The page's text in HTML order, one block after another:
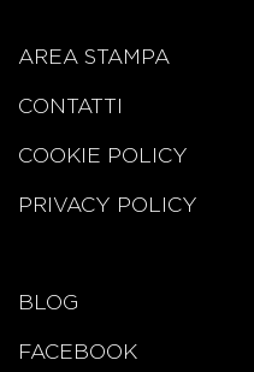
AREA STAMPA
CONTATTI
COOKIE POLICY
PRIVACY POLICY
BLOG
FACEBOOK